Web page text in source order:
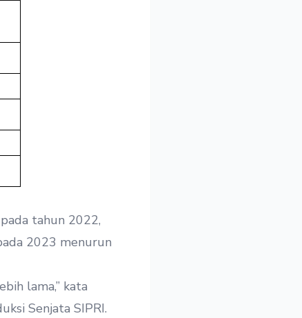
tahun 2022,
2023 menurun
lama,” kata
Senjata SIPRI.